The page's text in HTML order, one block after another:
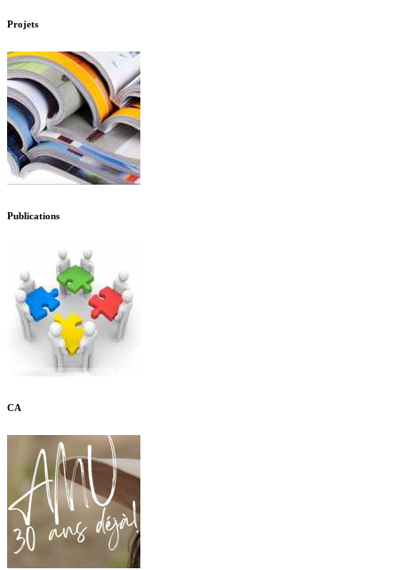
Projets
Publications
CA